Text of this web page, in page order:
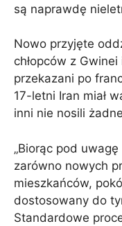
są naprawdę
Nowo przyjęte
chłopców z
przekazani po
17-letni Iran miał
inni nie nosili
„Biorąc pod
zarówno nowych
mieszkańców,
dostosowany do
Standardowe